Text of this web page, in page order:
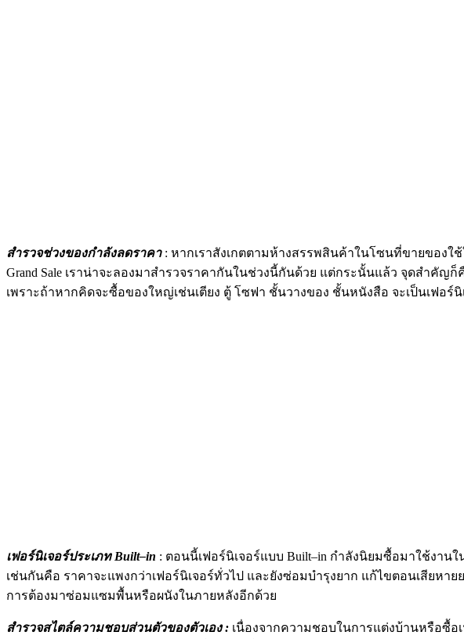
สำรวจช่วงของกำลังลดราคา : หากเราสังเกตตามห้างสรรพสินค้าในโซนที่ขายของใ
Grand Sale เราน่าจะลองมาสำรวจราคากันในช่วงนี้กันด้วย แต่กระนั้นแล้ว จุดสำคัญก็
เพราะถ้าหากคิดจะซื้อของใหญ่เช่นเตียง ตู้ โซฟา ชั้นวางของ ชั้นหนังสือ จะเป็นเฟอร์
เฟอร์นิเจอร์ประเภท Built–in : ตอนนี้เฟอร์นิเจอร์แบบ Built–in กำลังนิยมซื้อมาใช้งาน
เช่นกันคือ ราคาจะแพงกว่าเฟอร์นิเจอร์ทั่วไป และยังซ่อมบำรุงยาก แก้ไขตอนเสีย
การต้องมาซ่อมแซมพื้นหรือผนังในภายหลังอีกด้วย
สำรวจสไตล์ความชอบส่วนตัวของตัวเอง: เนื่องจากความชอบในการแต่งบ้านหรือซื้